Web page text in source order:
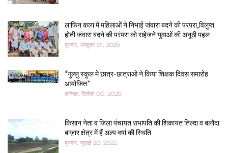
लाफिन कला में महिलाओं ने निभाई जंवारा बदने की परंपरा,विलुप्त
होती जंवारा बदने की परंपरा को सहेजने युवाओं की अनूठी पहल
बुधवार, अक्टूबर 01, 2025
*गुल्लु स्कुल मे छात्र-छात्राओ ने किया शिक्षक दिवस समारोह
आयोजित*
शनिवार, सितंबर 06, 2025
किसान नेता व जिला पंचायत सभापति की शिकायत तिल्दा व बलौदा
बाज़ार क्षेत्र में हैं अल्प वर्षा की स्थिति
बुधवार, जुलाई 20, 2022